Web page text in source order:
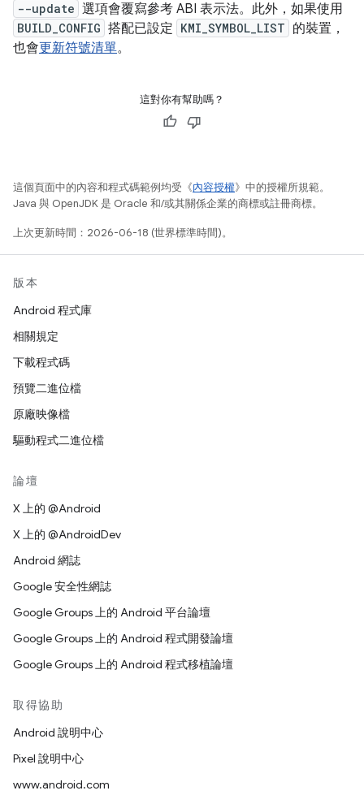
--update 選項會覆寫參考 ABI 表示法。此外，如果使用
BUILD_CONFIG 搭配已設定 KMI_SYMBOL_LIST 的裝置，
也會更新符號清單。
這對你有幫助嗎？
這個頁面中的內容和程式碼範例均受《內容授權》中的授權所規範。
Java 與 OpenJDK 是 Oracle 和/或其關係企業的商標或註冊商標。
上次更新時間：2026-06-18 (世界標準時間)。
版本
Android 程式庫
相關規定
下載程式碼
預覽二進位檔
原廠映像檔
驅動程式二進位檔
論壇
X 上的 @Android
X 上的 @AndroidDev
Android 網誌
Google 安全性網誌
Google Groups 上的 Android 平台論壇
Google Groups 上的 Android 程式開發論壇
Google Groups 上的 Android 程式移植論壇
取得協助
Android 說明中心
Pixel 說明中心
www.android.com